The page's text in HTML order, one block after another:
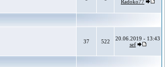
Radoko77
37 522
20.06.2019 - 13:43
sef